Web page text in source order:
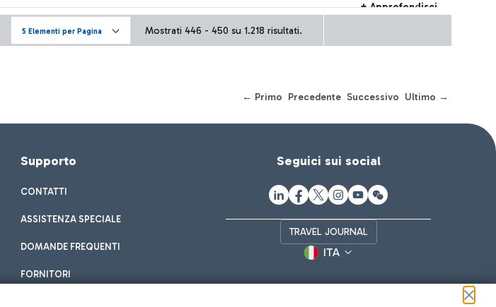
+ Approfondisci
5 Elementi per Pagina Mostrati 446 - 450 su 1.218 risultati.
← Primo Precedente Successivo Ultimo →
Supporto
CONTATTI
ASSISTENZA SPECIALE
DOMANDE FREQUENTI
FORNITORI
Seguici sui social
TRAVEL JOURNAL
ITA